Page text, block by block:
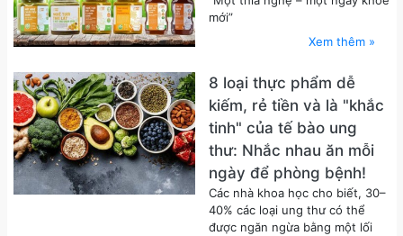
mới”
Xem thêm »
​​​​​​​8 loại thực phẩm dễ
kiếm, rẻ tiền và là "khắc
tinh" của tế bào ung
thư: Nhắc nhau ăn mỗi
ngày để phòng bệnh!
Các nhà khoa học cho biết, 30–
40% các loại ung thư có thể
được ngăn ngừa bằng một lối